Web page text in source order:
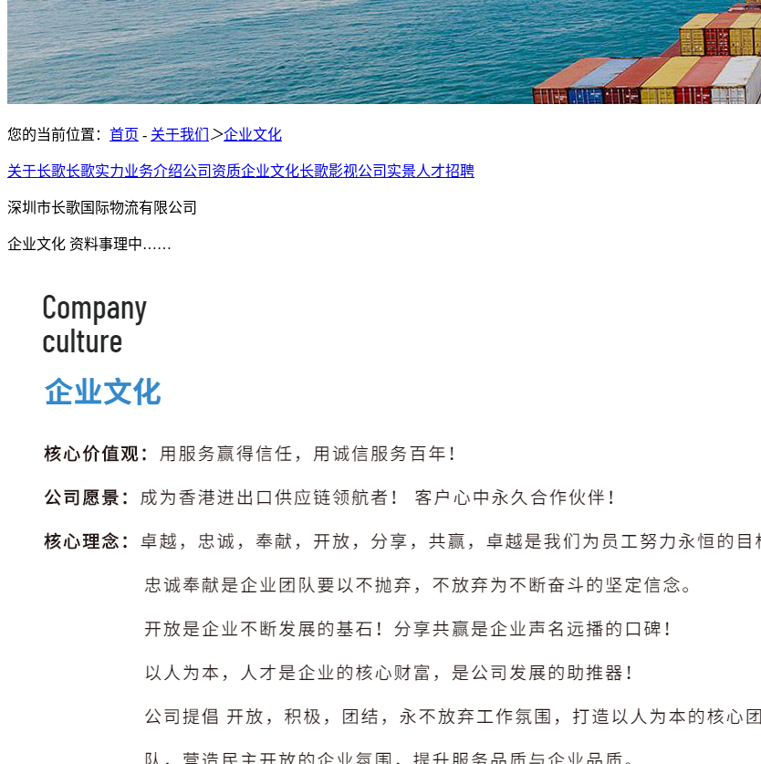
您的当前位置： 首页 - 关于我们 ＞企业文化
关于长歌长歌实力业务介绍公司资质企业文化长歌影视公司实景人才招聘
深圳市长歌国际物流有限公司
企业文化 资料事理中……